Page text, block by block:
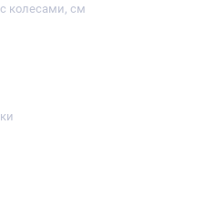
колесами, см